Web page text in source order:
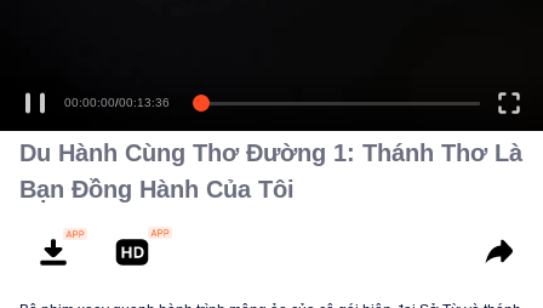
00:00:00/00:13:36
Du Hành Cùng Thơ Đường 1: Thánh Thơ Là
Bạn Đồng Hành Của Tôi